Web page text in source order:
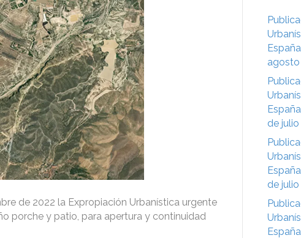
de 2022 la Expropiación Urbanística urgente
porche y patio, para apertura y continuidad
de
de